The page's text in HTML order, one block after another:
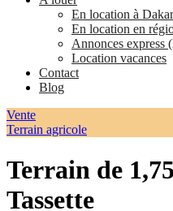
En location à Dakar
En location en
Annonces express
Location vacances
Contact
Blog
Vente
Terrain agricole
Terrain de
Tassette